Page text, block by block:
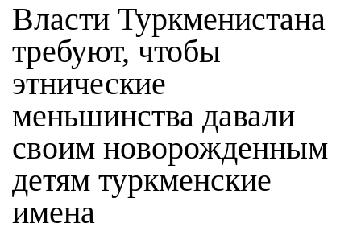
МЕРОПРИЯТИЯ
Власти Туркменистана
требуют, чтобы
этнические
меньшинства давали
своим новорожденным
детям туркменские
имена